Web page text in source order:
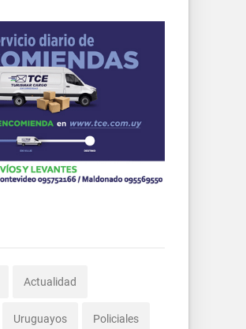
Actualidad
Uruguayos Policiales